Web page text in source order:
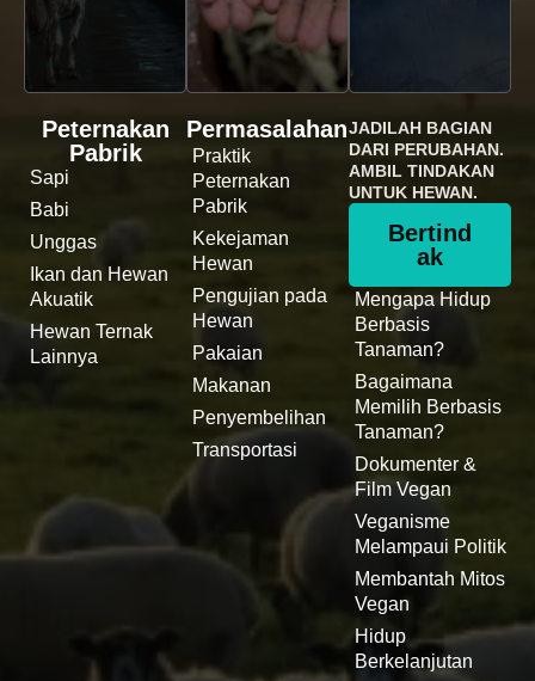
Peternakan
Pabrik
Sapi
Babi
Unggas
Ikan dan Hewan
Akuatik
Hewan Ternak
Lainnya
Permasalahan
Praktik
Peternakan
Pabrik
Kekejaman
Hewan
Pengujian pada
Hewan
Pakaian
Makanan
Penyembelihan
Transportasi
JADILAH BAGIAN
DARI PERUBAHAN.
AMBIL TINDAKAN
UNTUK HEWAN.
Bertind
ak
Mengapa Hidup
Berbasis
Tanaman?
Bagaimana
Memilih Berbasis
Tanaman?
Dokumenter &
Film Vegan
Veganisme
Melampaui Politik
Membantah Mitos
Vegan
Hidup
Berkelanjutan